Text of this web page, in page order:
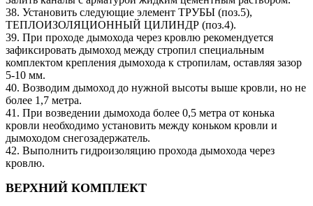
38. Установить следующие элемент ТРУБЫ (поз.5),
ТЕПЛОИЗОЛЯЦИОННЫЙ ЦИЛИНДР (поз.4).
39. При проходе дымохода через кровлю рекомендуется
зафиксировать дымоход между стропил специальным
комплектом крепления дымохода к стропилам, оставляя зазор
5-10 мм.
40. Возводим дымоход до нужной высоты выше кровли, но не
более 1,7 метра.
41. При возведении дымохода более 0,5 метра от конька
кровли необходимо установить между коньком кровли и
дымоходом снегозадержатель.
42. Выполнить гидроизоляцию прохода дымохода через
кровлю.
ВЕРХНИЙ КОМПЛЕКТ